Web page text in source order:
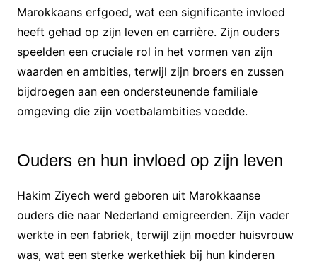
Marokkaans erfgoed, wat een significante invloed
heeft gehad op zijn leven en carrière. Zijn ouders
speelden een cruciale rol in het vormen van zijn
waarden en ambities, terwijl zijn broers en zussen
bijdroegen aan een ondersteunende familiale
omgeving die zijn voetbalambities voedde.
Ouders en hun invloed op zijn leven
Hakim Ziyech werd geboren uit Marokkaanse
ouders die naar Nederland emigreerden. Zijn vader
werkte in een fabriek, terwijl zijn moeder huisvrouw
was, wat een sterke werkethiek bij hun kinderen